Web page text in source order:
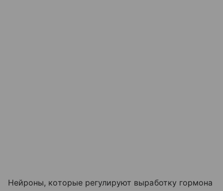
Нейроны, которые регулируют выработку гормона